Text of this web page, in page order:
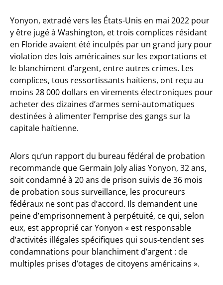
Yonyon, extradé vers les États-Unis en mai 2022 pour
y être jugé à Washington, et trois complices résidant
en Floride avaient été inculpés par un grand jury pour
violation des lois américaines sur les exportations et
le blanchiment d’argent, entre autres crimes. Les
complices, tous ressortissants haïtiens, ont reçu au
moins 28 000 dollars en virements électroniques pour
acheter des dizaines d’armes semi-automatiques
destinées à alimenter l’emprise des gangs sur la
capitale haïtienne.
Alors qu’un rapport du bureau fédéral de probation
recommande que Germain Joly alias Yonyon, 32 ans,
soit condamné à 20 ans de prison suivis de 36 mois
de probation sous surveillance, les procureurs
fédéraux ne sont pas d’accord. Ils demandent une
peine d’emprisonnement à perpétuité, ce qui, selon
eux, est approprié car Yonyon « est responsable
d’activités illégales spécifiques qui sous-tendent ses
condamnations pour blanchiment d’argent : de
multiples prises d’otages de citoyens américains ».